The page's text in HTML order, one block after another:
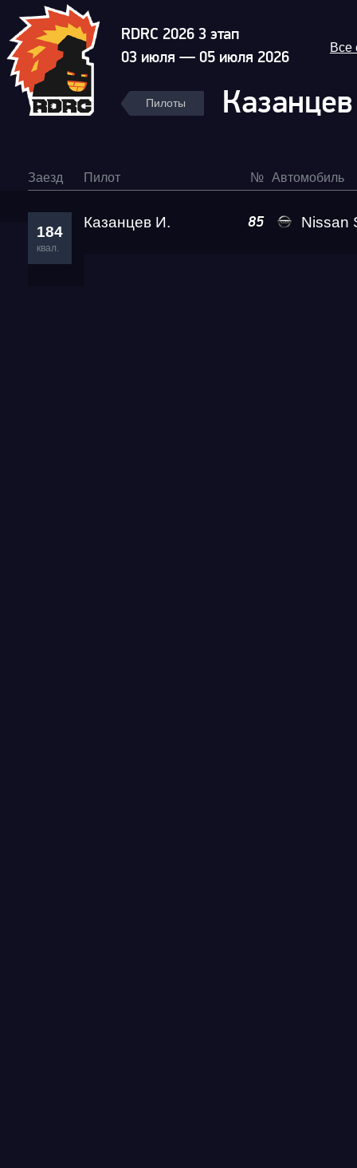
RDRC 2026 3 этап
03 июля — 05 июля 2026
Все
Пилоты
Заезд Пилот № Автомобиль
184
квал.
Казанцев И. 85 Nissan